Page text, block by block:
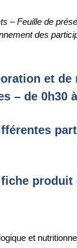
– Feuille de
des
et
– de 0h30
produit
et